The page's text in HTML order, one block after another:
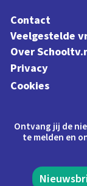
Contact
Veelgestelde
Over
Privacy
Cookies
Ontvang jij de
te melden en